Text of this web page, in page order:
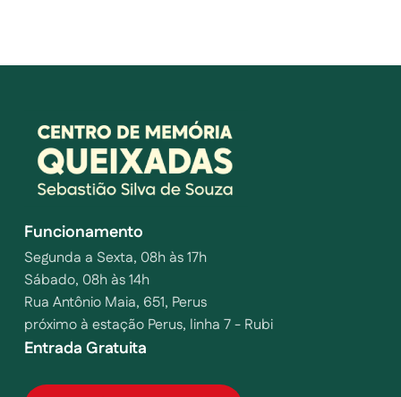
Funcionamento
Segunda a Sexta, 08h às 17h
Sábado, 08h às 14h
Rua Antônio Maia, 651, Perus
próximo à estação Perus, linha 7 - Rubi
Entrada Gratuita